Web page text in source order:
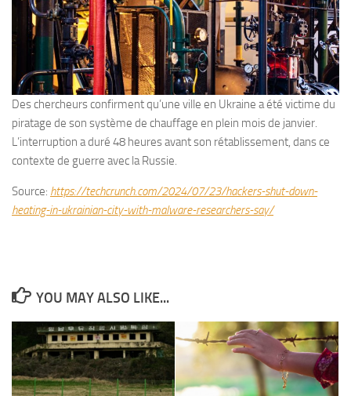
Des chercheurs confirment qu’une ville en Ukraine a été victime du
piratage de son système de chauffage en plein mois de janvier.
L’interruption a duré 48 heures avant son rétablissement, dans ce
contexte de guerre avec la Russie.
Source: https://techcrunch.com/2024/07/23/hackers-shut-down-
heating-in-ukrainian-city-with-malware-researchers-say/
YOU MAY ALSO LIKE...